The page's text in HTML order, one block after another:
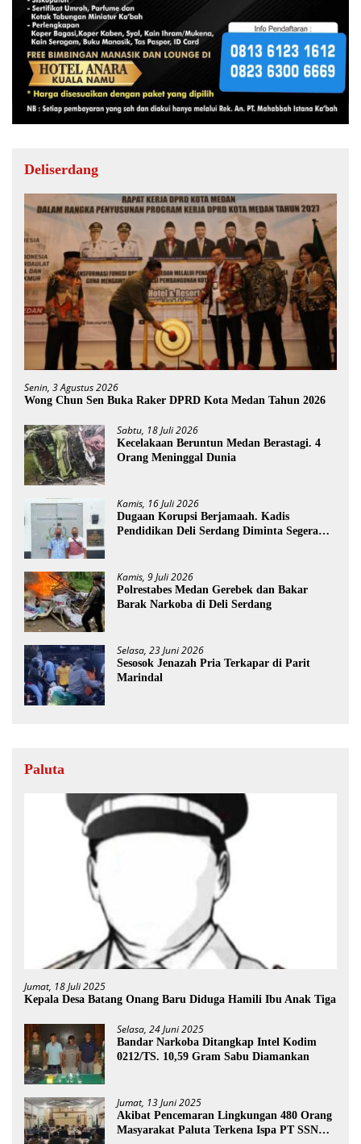
Deliserdang
Senin, 3 Agustus 2026
Wong Chun Sen Buka Raker DPRD Kota Medan Tahun 2026
Sabtu, 18 Juli 2026
Kecelakaan Beruntun Medan Berastagi. 4
Orang Meninggal Dunia
Kamis, 16 Juli 2026
Dugaan Korupsi Berjamaah. Kadis
Pendidikan Deli Serdang Diminta Segera
Kamis, 9 Juli 2026
Polrestabes Medan Gerebek dan Bakar
Barak Narkoba di Deli Serdang
Selasa, 23 Juni 2026
Sesosok Jenazah Pria Terkapar di Parit
Marindal
Paluta
Jumat, 18 Juli 2025
Kepala Desa Batang Onang Baru Diduga Hamili Ibu Anak Tiga
Selasa, 24 Juni 2025
Bandar Narkoba Ditangkap Intel Kodim
0212/TS. 10,59 Gram Sabu Diamankan
Jumat, 13 Juni 2025
Akibat Pencemaran Lingkungan 480 Orang
Masyarakat Paluta Terkena Ispa PT SSN